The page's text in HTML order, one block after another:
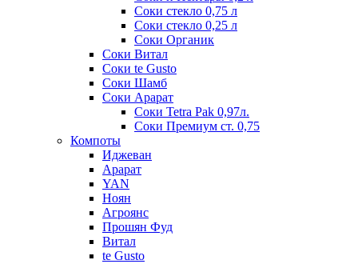
Соки стекло 0,75 л
Соки стекло 0,25 л
Соки Органик
Соки Витал
Соки te Gusto
Соки Шамб
Соки Арарат
Соки Tetra Pak 0,97л.
Соки Премиум ст. 0,75
Компоты
Иджеван
Арарат
YAN
Ноян
Агроянс
Прошян Фуд
Витал
te Gusto